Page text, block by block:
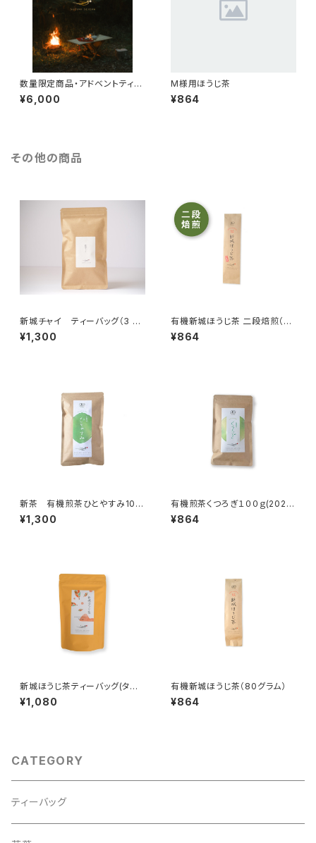
数量限定商品・アドベントティー
2025
¥6,000
M様用ほうじ茶
¥864
その他の商品
新城チャイ ティーバッグ（3 g×
10 ）
¥1,300
有機新城ほうじ茶 二段焙煎（80
g）
¥864
新茶 有機煎茶ひとやすみ100
g(2026年産)
¥1,300
有機煎茶くつろぎ１００ｇ(2026
年産)
¥864
新城ほうじ茶ティーバッグ(タグ
無しティーバッグ3g×10)
¥1,080
有機新城ほうじ茶（80グラム）
¥864
CATEGORY
ティーバッグ